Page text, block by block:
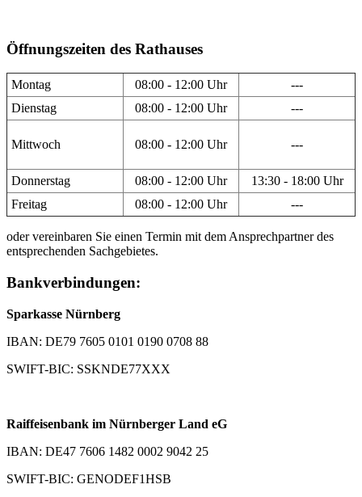
Öffnungszeiten des Rathauses
Montag 08:00 - 12:00 Uhr
---
Dienstag
08:00 - 12:00 Uhr ---
Mittwoch 08:00 - 12:00 Uhr ---
Donnerstag 08:00 - 12:00 Uhr
13:30 - 18:00 Uhr
Freitag
08:00 - 12:00 Uhr ---
oder vereinbaren Sie einen Termin mit dem Ansprechpartner des
entsprechenden Sachgebietes.
Bankverbindungen:
Sparkasse Nürnberg
IBAN: DE79 7605 0101 0190 0708 88
SWIFT-BIC: SSKNDE77XXX
Raiffeisenbank im Nürnberger Land eG
IBAN: DE47 7606 1482 0002 9042 25
SWIFT-BIC: GENODEF1HSB